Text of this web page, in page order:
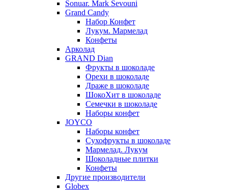
Sonuar. Mark Sevouni
Grand Candy
Набор Конфет
Лукум. Мармелад
Конфеты
Арколад
GRAND Dian
Фрукты в шоколаде
Орехи в шоколаде
Драже в шоколаде
ШокоХит в шоколаде
Семечки в шоколаде
Наборы конфет
JOYCO
Наборы конфет
Сухофрукты в шоколаде
Мармелад. Лукум
Шоколадные плитки
Конфеты
Другие производители
Globex